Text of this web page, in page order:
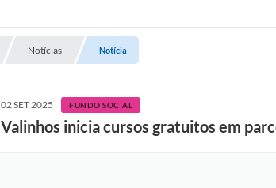
Notícias Notícia
02 SET 2025 FUNDO SOCIAL
Valinhos inicia cursos gratuitos em